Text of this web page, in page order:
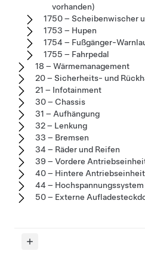
vorhanden)
1750 – Scheibenwischer
1753 – Hupen
1754 – Fußgänger-
1755 – Fahrpedal
18 – Wärmemanagement
20 – Sicherheits- und
21 – Infotainment
30 – Chassis
31 – Aufhängung
32 – Lenkung
33 – Bremsen
34 – Räder und Reifen
39 – Vordere
40 – Hintere Antriebseinheit
44 – Hochspannungssystem
50 – Externe